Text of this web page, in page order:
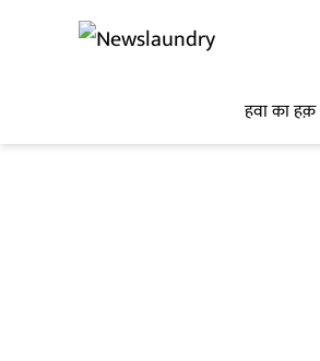
हवा का हक़